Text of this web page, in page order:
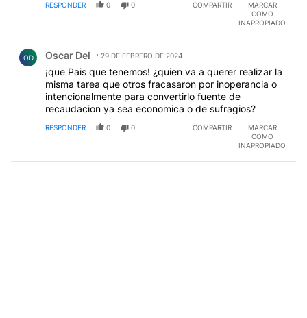
RESPONDER 0 0 COMPARTIR
MARCAR
COMO
INAPROPIADO
OD Oscar Del 29 DE FEBRERO DE 2024
¡que Pais que tenemos! ¿quien va a querer realizar la
misma tarea que otros fracasaron por inoperancia o
intencionalmente para convertirlo fuente de
recaudacion ya sea economica o de sufragios?
RESPONDER 0 0 COMPARTIR
MARCAR
COMO
INAPROPIADO